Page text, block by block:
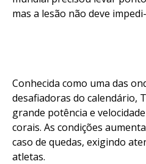
mas a lesão não deve
Conhecida como uma das
desafiadoras do calendário,
grande potência e
corais. As condições
caso de quedas, exigindo
atletas.